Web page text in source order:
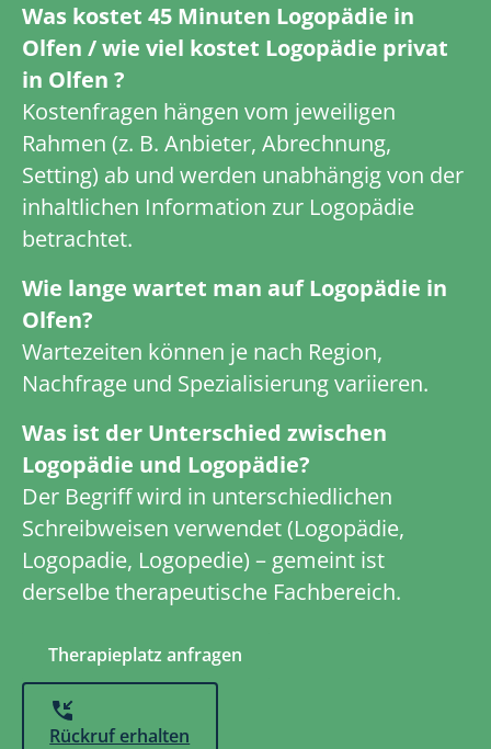
Was kostet 45 Minuten Logopädie in
Olfen / wie viel kostet Logopädie privat
in Olfen ?
Kostenfragen hängen vom jeweiligen
Rahmen (z. B. Anbieter, Abrechnung,
Setting) ab und werden unabhängig von der
inhaltlichen Information zur Logopädie
betrachtet.
Wie lange wartet man auf Logopädie in
Olfen?
Wartezeiten können je nach Region,
Nachfrage und Spezialisierung variieren.
Was ist der Unterschied zwischen
Logopädie und Logopädie?
Der Begriff wird in unterschiedlichen
Schreibweisen verwendet (Logopädie,
Logopadie, Logopedie) – gemeint ist
derselbe therapeutische Fachbereich.
Therapieplatz anfragen
Rückruf erhalten